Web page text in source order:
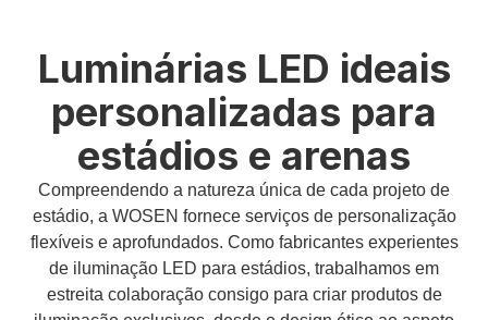
Luminárias LED ideais
personalizadas para
estádios e arenas
Compreendendo a natureza única de cada projeto de
estádio, a WOSEN fornece serviços de personalização
flexíveis e aprofundados. Como fabricantes experientes
de iluminação LED para estádios, trabalhamos em
estreita colaboração consigo para criar produtos de